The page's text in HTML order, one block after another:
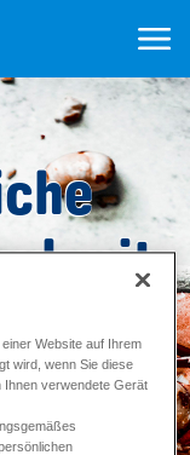
mit
und
Website auf Ihrem
wird, wenn Sie diese
Ihnen verwendete Gerät